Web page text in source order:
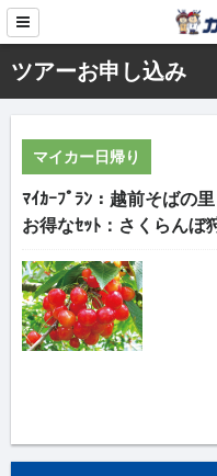
ツアーお申し込み
マイカー日帰り
ﾏｲｶｰﾌﾟﾗﾝ：越前そばの里
お得なｾｯﾄ：さくらんぼ